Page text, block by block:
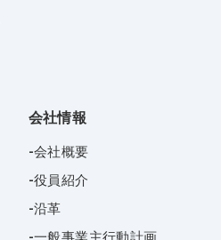
会社情報
会社概要
役員紹介
沿革